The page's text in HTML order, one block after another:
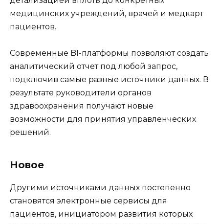
медицинских учреждений, врачей и медкарт
пациентов.
Современные BI-платформы позволяют создать
аналитический отчет под любой запрос,
подключив самые разные источники данных. В
результате руководители органов
здравоохранения получают новые
возможности для принятия управленческих
решений.
Новое
Другими источниками данных постепенно
становятся электронные сервисы для
пациентов, инициатором развития которых